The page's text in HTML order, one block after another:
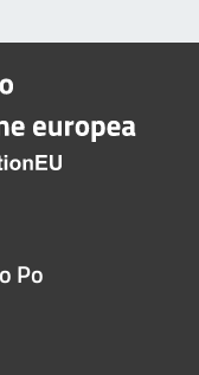
Po